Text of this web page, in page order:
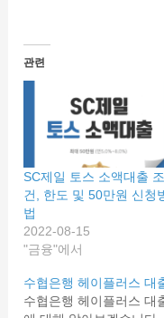
관련
SC제일 토스 소액대출 조
건, 한도 및 50만원 신청
법
2022-08-15
"금융"에서
수협은행 헤이플러스 대
수협은행 헤이플러스 대